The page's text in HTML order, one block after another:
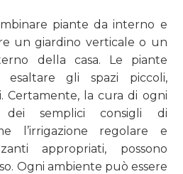
piante da interno e
un giardino verticale o un
della casa. Le piante
esaltare gli spazi piccoli,
Certamente, la cura di ogni
semplici consigli di
l’irrigazione regolare e
appropriati, possono
Ogni ambiente può essere